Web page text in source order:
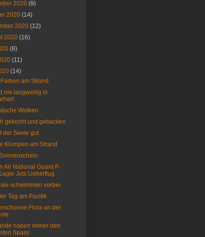
2020(9)
2020(14)
2020(12)
2020(16)
(8)
(11)
(14)
am Strand
nie langweilig in
Wolken
gekocht und gebacken
der Seele gut
Klumpen am Strand
Air National Guard F-
Jets Ueberflug
schwimmen vorbei
Tag am Pazifik
Flora an der
haben immer den
Spass